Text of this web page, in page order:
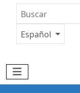
Español